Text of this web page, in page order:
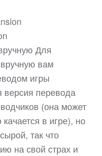
Для
вам
игры
версия перевода
(она может
в игре), но
так что
на свой страх и